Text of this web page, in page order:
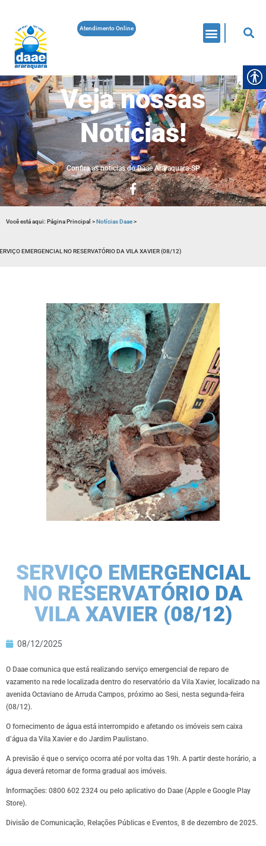
Atendimento Online
Veja nossas
Notícias!
Confira as noticias do Daae Araraquara-SP
Você está aqui: Página Principal >Notícias Daae>
EMERGENCIAL NO RESERVATÓRIO DA VILA XAVIER (08/12)
SERVIÇO EMERGENCIAL
NO RESERVATÓRIO DA
VILA XAVIER (08/12)
08/12/2025
O Daae comunica que está realizando serviço emergencial de reparo de
vazamento na rede localizada dentro do reservatório da Vila Xavier, localizado na
avenida Octaviano de Arruda Campos, próximo ao Sesi, nesta segunda-feira
(08/12).
O fornecimento de água está interrompido e afetando os imóveis sem caixa
d’água da Vila Xavier e do Jardim Paulistano.
A previsão é que o serviço ocorra até por volta das 19h. A partir deste horário, a
água deverá retornar de forma gradual aos imóveis.
Informações: 0800 602 2324 ou pelo aplicativo do Daae (Apple e Google Play
Store).
Divisão de Comunicação, Relações Públicas e Eventos, 8 de dezembro de 2025.